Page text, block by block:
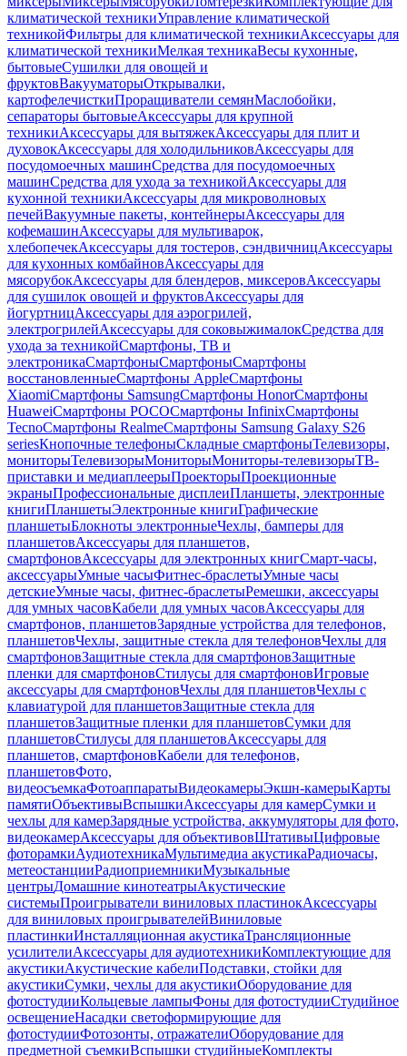
климатической техникиУправление климатической
техникойФильтры для климатической техникиАксессуары для
климатической техникиМелкая техникаВесы кухонные,
бытовыеСушилки для овощей и
фруктовВакууматорыОткрывалки,
картофелечисткиПроращиватели семянМаслобойки,
сепараторы бытовыеАксессуары для крупной
техникиАксессуары для вытяжекАксессуары для плит и
духовокАксессуары для холодильниковАксессуары для
посудомоечных машинСредства для посудомоечных
машинСредства для ухода за техникойАксессуары для
кухонной техникиАксессуары для микроволновых
печейВакуумные пакеты, контейнерыАксессуары для
кофемашинАксессуары для мультиварок,
хлебопечекАксессуары для тостеров, сэндвичницАксессуары
для кухонных комбайновАксессуары для
мясорубокАксессуары для блендеров, миксеровАксессуары
для сушилок овощей и фруктовАксессуары для
йогуртницАксессуары для аэрогрилей,
электрогрилейАксессуары для соковыжималокСредства для
ухода за техникойСмартфоны, ТВ и
электроникаСмартфоныСмартфоныСмартфоны
восстановленныеСмартфоны AppleСмартфоны
XiaomiСмартфоны SamsungСмартфоны HonorСмартфоны
HuaweiСмартфоны POCOСмартфоны InfinixСмартфоны
TecnoСмартфоны RealmeСмартфоны Samsung Galaxy S26
seriesКнопочные телефоныСкладные смартфоныТелевизоры,
мониторыТелевизорыМониторыМониторы-телевизорыТВ-
приставки и медиаплеерыПроекторыПроекционные
экраныПрофессиональные дисплеиПланшеты, электронные
книгиПланшетыЭлектронные книгиГрафические
планшетыБлокноты электронныеЧехлы, бамперы для
планшетовАксессуары для планшетов,
смартфоновАксессуары для электронных книгСмарт-часы,
аксессуарыУмные часыФитнес-браслетыУмные часы
детскиеУмные часы, фитнес-браслетыРемешки, аксессуары
для умных часовКабели для умных часовАксессуары для
смартфонов, планшетовЗарядные устройства для телефонов,
планшетовЧехлы, защитные стекла для телефоновЧехлы для
смартфоновЗащитные стекла для смартфоновЗащитные
пленки для смартфоновСтилусы для смартфоновИгровые
аксессуары для смартфоновЧехлы для планшетовЧехлы с
клавиатурой для планшетовЗащитные стекла для
планшетовЗащитные пленки для планшетовСумки для
планшетовСтилусы для планшетовАксессуары для
планшетов, смартфоновКабели для телефонов,
планшетовФото,
видеосъемкаФотоаппаратыВидеокамерыЭкшн-камерыКарты
памятиОбъективыВспышкиАксессуары для камерСумки и
чехлы для камерЗарядные устройства, аккумуляторы для фото,
видеокамерАксессуары для объективовШтативыЦифровые
фоторамкиАудиотехникаМультимедиа акустикаРадиочасы,
метеостанцииРадиоприемникиМузыкальные
центрыДомашние кинотеатрыАкустические
системыПроигрыватели виниловых пластинокАксессуары
для виниловых проигрывателейВиниловые
пластинкиИнсталляционная акустикаТрансляционные
усилителиАксессуары для аудиотехникиКомплектующие для
акустикиАкустические кабелиПодставки, стойки для
акустикиСумки, чехлы для акустикиОборудование для
фотостудииКольцевые лампыФоны для фотостудииСтудийное
освещениеНасадки светоформирующие для
фотостудииФотозонты, отражателиОборудование для
предметной съемкиВспышки студийныеКомплекты